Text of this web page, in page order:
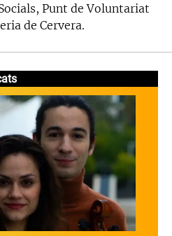
Punt de Voluntariat
de Cervera.